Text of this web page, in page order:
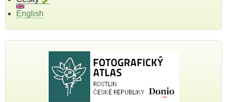
English